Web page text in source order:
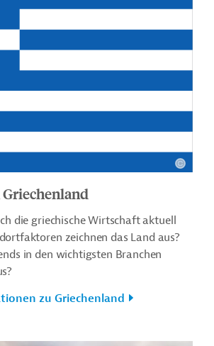
die griechische Wirtschaft aktuell
zeichnen das Land aus?
in den wichtigsten Branchen
zu Griechenland